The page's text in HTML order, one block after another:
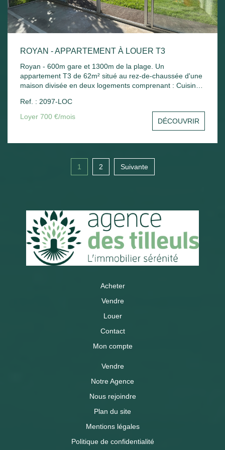
ROYAN - APPARTEMENT À LOUER T3
Royan - 600m gare et 1300m de la plage. Un
appartement T3 de 62m² situé au rez-de-chaussée d'une
maison divisée en deux logements comprenant : Cuisine
et wc. Chauffage électrique. Jardin commun.
Ref. : 2097-LOC
Loyer 700 €/mois
DÉCOUVRIR
1 2 Suivante
Acheter
Vendre
Louer
Contact
Mon compte
Vendre
Notre Agence
Nous rejoindre
Plan du site
Mentions légales
Politique de confidentialité